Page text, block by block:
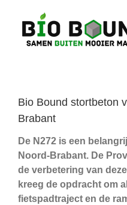
inhoud
Bio Bound stortbeton
Brabant
De N272 is een
Noord-Brabant. De
de verbetering van
kreeg de opdracht om
fietspadtraject en de